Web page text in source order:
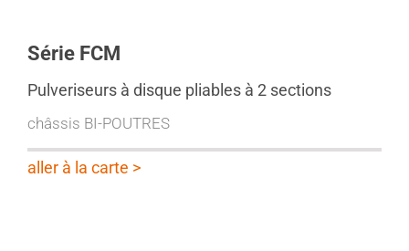
Série FCM
Pulveriseurs à disque pliables à 2 sections
châssis BI-POUTRES
aller à la carte >